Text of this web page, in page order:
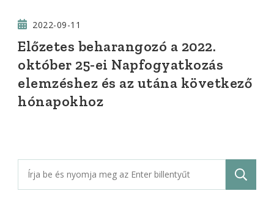
2022-09-11
Előzetes beharangozó a 2022.
október 25-ei Napfogyatkozás
elemzéshez és az utána következő
hónapokhoz
Keresés: